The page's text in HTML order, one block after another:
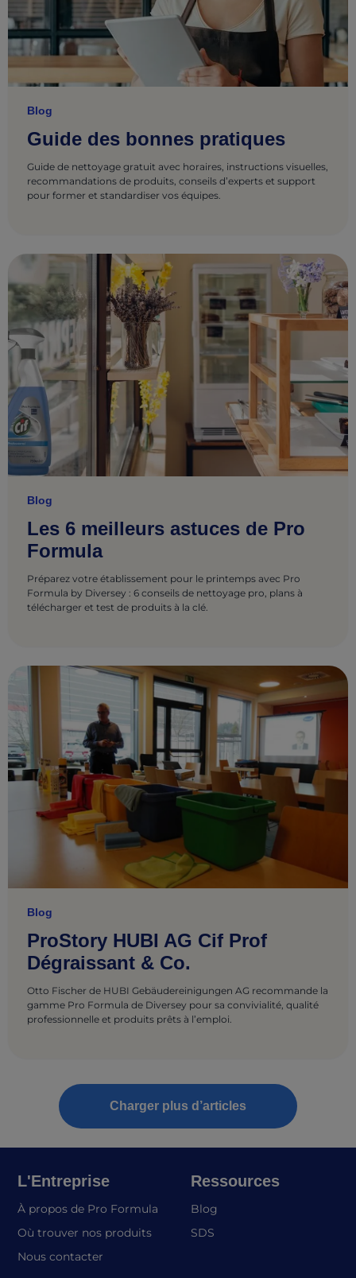
Blog
Guide des bonnes pratiques
Guide de nettoyage gratuit avec horaires, instructions visuelles,
recommandations de produits, conseils d’experts et support
pour former et standardiser vos équipes.
Blog
Les 6 meilleurs astuces de Pro
Formula
Préparez votre établissement pour le printemps avec Pro
Formula by Diversey : 6 conseils de nettoyage pro, plans à
télécharger et test de produits à la clé.
Blog
ProStory HUBI AG Cif Prof
Dégraissant & Co.
Otto Fischer de HUBI Gebäudereinigungen AG recommande la
gamme Pro Formula de Diversey pour sa convivialité, qualité
professionnelle et produits prêts à l’emploi.
Charger plus d’articles
L'Entreprise
À propos de Pro Formula
Où trouver nos produits
Nous contacter
Ressources
Blog
SDS